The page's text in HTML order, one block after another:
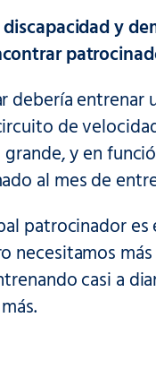
y
debería
de
y en
al mes de
patrocinador
necesitamos
casi a